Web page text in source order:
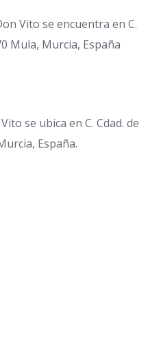
Vito se encuentra en C.
Mula, Murcia, España
se ubica en C. Cdad. de
España.